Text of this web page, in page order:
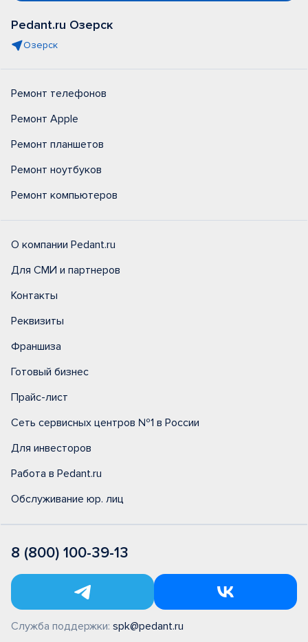
Pedant.ru Озерск
Озерск
Ремонт телефонов
Ремонт Apple
Ремонт планшетов
Ремонт ноутбуков
Ремонт компьютеров
О компании Pedant.ru
Для СМИ и партнеров
Контакты
Реквизиты
Франшиза
Готовый бизнес
Прайс-лист
Сеть сервисных центров №1 в России
Для инвесторов
Работа в Pedant.ru
Обслуживание юр. лиц
8 (800) 100-39-13
Служба поддержки: spk@pedant.ru